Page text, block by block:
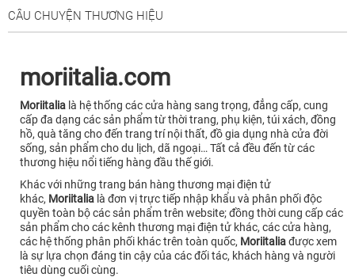
CÂU CHUYỆN THƯƠNG HIỆU
moriitalia.com
Moriitalia là hệ thống các cửa hàng sang trọng, đẳng cấp, cung
cấp đa dạng các sản phẩm từ thời trang, phụ kiện, túi xách, đồng
hồ, quà tăng cho đến trang trí nội thất, đồ gia dụng nhà cửa đời
sống, sản phẩm cho du lịch, dã ngoại… Tất cả đều đến từ các
thương hiệu nổi tiếng hàng đầu thế giới.
Khác với những trang bán hàng thương mại điện tử
khác, Moriitalia là đơn vị trực tiếp nhập khẩu và phân phối độc
quyền toàn bộ các sản phẩm trên website; đồng thời cung cấp các
sản phẩm cho các kênh thương mại điện tử khác, các cửa hàng,
các hệ thống phân phối khác trên toàn quốc, Moriitaliađược xem
là sự lựa chọn đáng tin cậy của các đối tác, khách hàng và người
tiêu dùng cuối cùng.